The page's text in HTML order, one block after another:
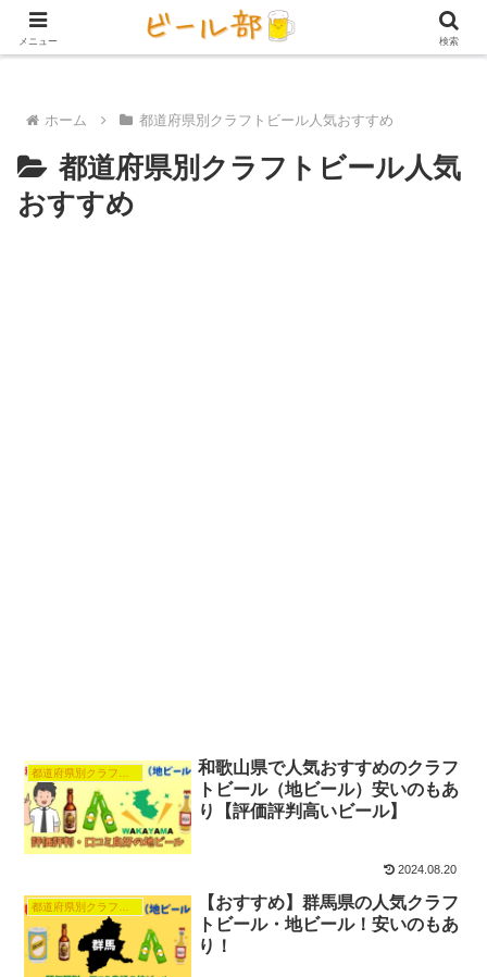
アイテム【ビール好き用】 家庭用ビー
ホーム 都道府県別クラフトビール人気おすすめ
都道府県別クラフトビール人気
おすすめ
和歌山県で人気おすすめのクラフ
トビール（地ビール）安いのもあ
り【評価評判高いビール】
2024.08.20
都道府県別クラフトビール人気おすすめ
【おすすめ】群馬県の人気クラフ
トビール・地ビール！安いのもあ
り！
メニュー 検索